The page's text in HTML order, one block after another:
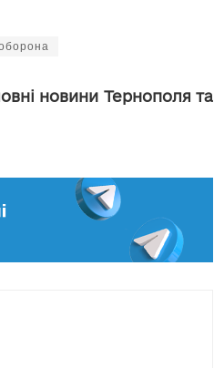
новини Тернополя та